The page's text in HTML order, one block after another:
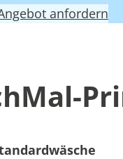
anfordern